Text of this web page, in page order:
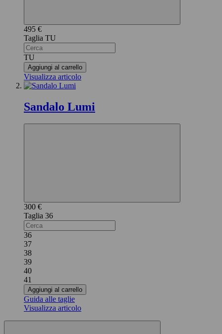
495 €
TU
TU
Aggiungi al carrello
Visualizza articolo
Sandalo Lumi
300 €
36
36
37
38
39
40
41
Aggiungi al carrello
Guida alle taglie
Visualizza articolo